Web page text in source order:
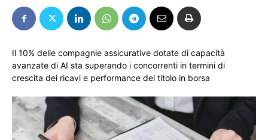
Il 10% delle compagnie assicurative dotate di capacità
avanzate di AI sta superando i concorrenti in termini di
crescita dei ricavi e performance del titolo in borsa